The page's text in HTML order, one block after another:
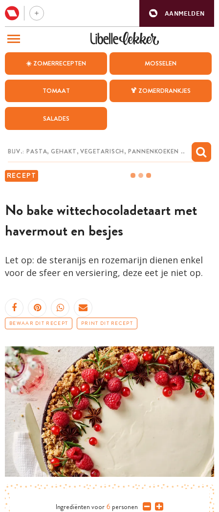
AANMELDEN
☀️ ZOMERRECEPTEN MOSSELEN
TOMAAT 🍹 ZOMERDRANKJES
SALADES
RECEPT
No bake wittechocoladetaart met
havermout en besjes
Let op: de steranijs en rozemarijn dienen enkel
voor de sfeer en versiering, deze eet je niet op.
BEWAAR DIT RECEPT PRINT DIT RECEPT
Ingrediënten voor 6 personen
BEZOEK ONZE ANDERE WEBSITES
WEEKMENU
CHAT MET MAIA
MIJN BEWAARDE RECEPTEN